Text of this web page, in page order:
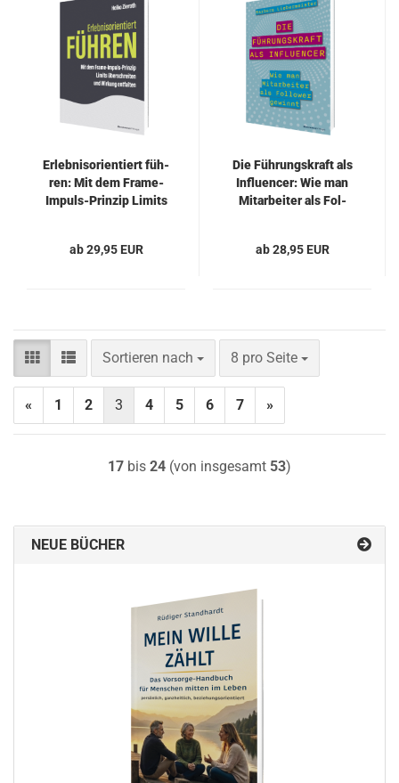
Er­leb­nis­ori­en­tiert füh­
ren: Mit dem Frame-​​
Impuls-​Prinzip Li­mits
ab 29,95 EUR
Die Füh­rungs­kraft als
In­flu­en­cer: Wie man
Mit­ar­bei­ter als Fol­
ab 28,95 EUR
Sortieren nach
Sortieren nach 8 pro Seite
pro Seite
« 1 2 3 4 5 6 7 »
17 bis 24 (von insgesamt 53)
NEUE BÜCHER